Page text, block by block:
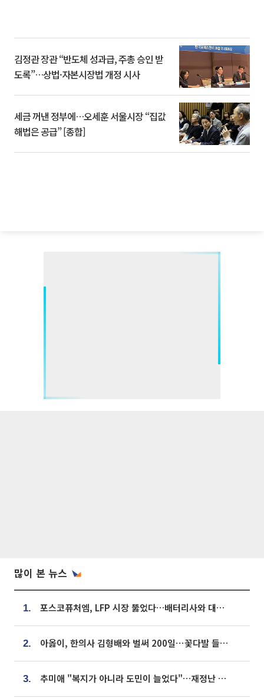
김정관 장관 “반도체 성과급, 주총 승인 받
도록”…상법·자본시장법 개정 시사
세금 꺼낸 정부에…오세훈 서울시장 “집값
해법은 공급” [종합]
많이 본 뉴스
1. 포스코퓨처엠, LFP 시장 뚫었다…배터리사와 대규모 장기 공급 합의
2. 아옳이, 한의사 김형배와 벌써 200일⋯꽃다발 들고 "프러포즈 아냐"
3. 추미애 "복지가 아니라 도민이 늘었다"…재정난 책임론 정면돌파